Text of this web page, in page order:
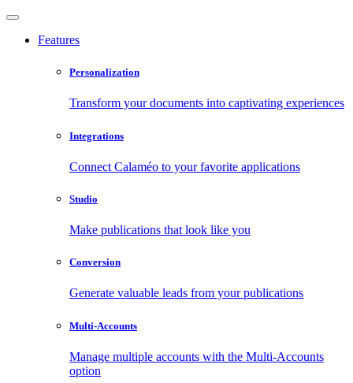
Features
Personalization
Transform your documents into captivating experiences
Integrations
Connect Calaméo to your favorite applications
Studio
Make publications that look like you
Conversion
Generate valuable leads from your publications
Multi-Accounts
Manage multiple accounts with the Multi-Accounts
option